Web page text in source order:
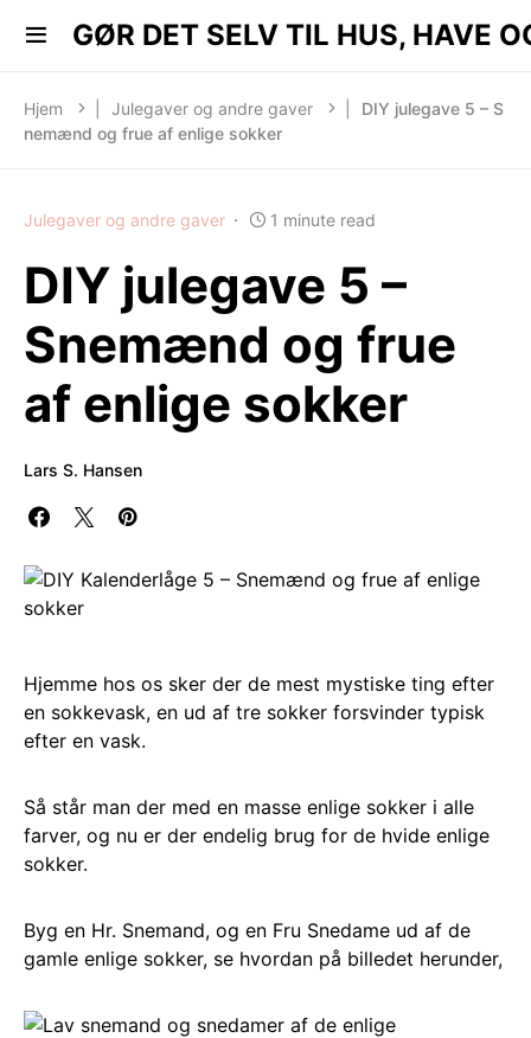
OG KØKKEN..
GØR DET SELV TIL HUS, HAVE
Hjem Julegaver og andre gaver
DIY julegave 5 – S
nemænd og frue af enlige sokker
Julegaver og andre gaver 1 minute read
DIY julegave 5 –
Snemænd og frue
af enlige sokker
Lars S. Hansen
Hjemme hos os sker der de mest mystiske ting efter
en sokkevask, en ud af tre sokker forsvinder typisk
efter en vask.
Så står man der med en masse enlige sokker i alle
farver, og nu er der endelig brug for de hvide enlige
sokker.
Byg en Hr. Snemand, og en Fru Snedame ud af de
gamle enlige sokker, se hvordan på billedet herunder,